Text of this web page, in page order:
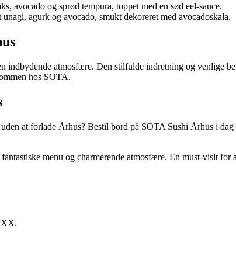
avocado og sprød tempura, toppet med en sød eel-sauce.
agurk og avocado, smukt dekoreret med avocadoskala.
atmosfære. Den stilfulde indretning og venlige
hos SOTA.
at forlade Århus? Bestil bord på SOTA Sushi Århus i
menu og charmerende atmosfære. En must-visit for